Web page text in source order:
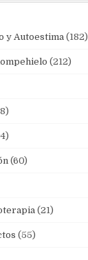
y Autoestima (182)
(212)
(60)
(21)
(55)